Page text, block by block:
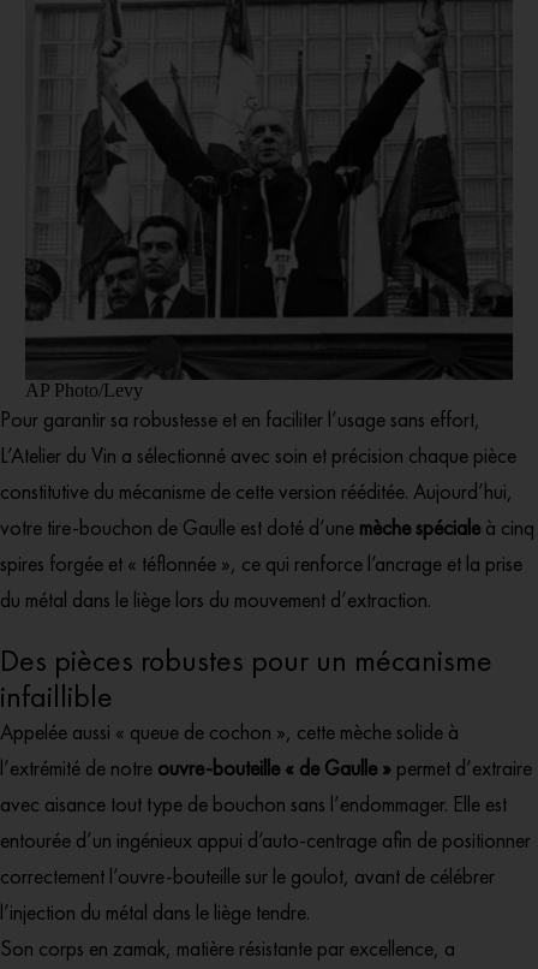
AP Photo/Levy
Pour garantir sa robustesse et en faciliter l’usage sans effort,
L’Atelier du Vin a sélectionné avec soin et précision chaque pièce
constitutive du mécanisme de cette version rééditée. Aujourd’hui,
votre tire-bouchon de Gaulle est doté d’une mèche spécialeà cinq
spires forgée et « téflonnée », ce qui renforce l’ancrage et la prise
du métal dans le liège lors du mouvement d’extraction.
Des pièces robustes pour un mécanisme
infaillible
Appelée aussi « queue de cochon », cette mèche solide à
l’extrémité de notre ouvre-bouteille « de Gaulle » permet d’extraire
avec aisance tout type de bouchon sans l’endommager. Elle est
entourée d’un ingénieux appui d’auto-centrage afin de positionner
correctement l’ouvre-bouteille sur le goulot, avant de célébrer
l’injection du métal dans le liège tendre.
Son corps en zamak, matière résistante par excellence, a